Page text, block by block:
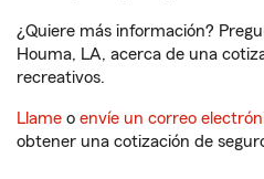
¿Quiere más información?
Houma, LA, acerca de una
recreativos.
Llame o envíe un correo
obtener una cotización de